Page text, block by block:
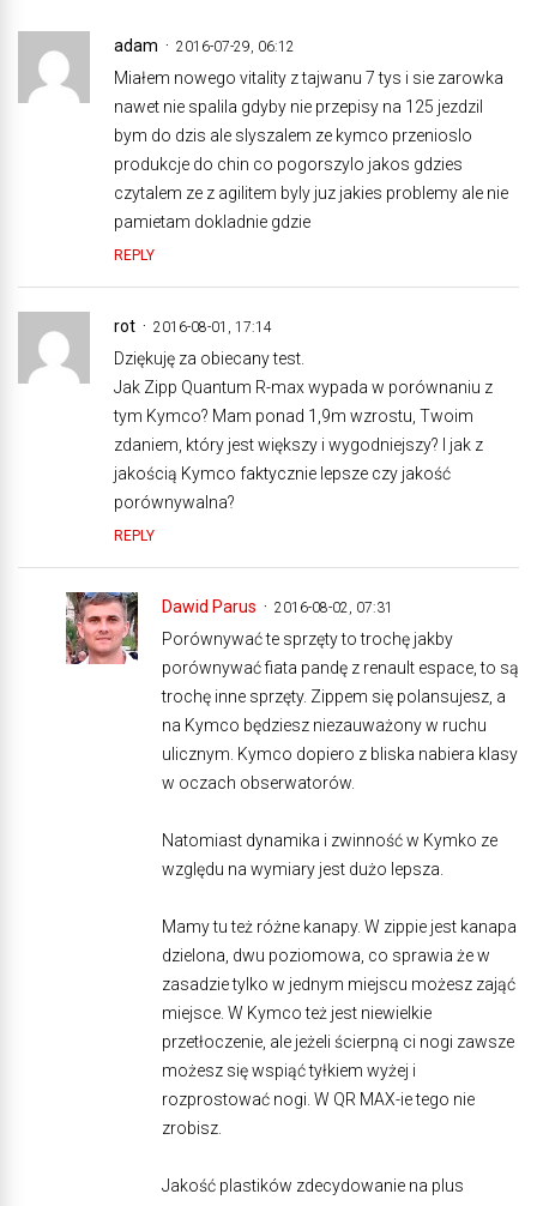
adam 2016-07-29, 06:12
Miałem nowego vitality z tajwanu 7 tys i sie zarowka
nawet nie spalila gdyby nie przepisy na 125 jezdzil
bym do dzis ale slyszalem ze kymco przenioslo
produkcje do chin co pogorszylo jakos gdzies
czytalem ze z agilitem byly juz jakies problemy ale nie
pamietam dokladnie gdzie
REPLY
rot 2016-08-01, 17:14
Dziękuję za obiecany test.
Jak Zipp Quantum R-max wypada w porównaniu z
tym Kymco? Mam ponad 1,9m wzrostu, Twoim
zdaniem, który jest większy i wygodniejszy? I jak z
jakością Kymco faktycznie lepsze czy jakość
porównywalna?
REPLY
Dawid Parus 2016-08-02, 07:31
Porównywać te sprzęty to trochę jakby
porównywać fiata pandę z renault espace, to są
trochę inne sprzęty. Zippem się polansujesz, a
na Kymco będziesz niezauważony w ruchu
ulicznym. Kymco dopiero z bliska nabiera klasy
w oczach obserwatorów.
Natomiast dynamika i zwinność w Kymko ze
względu na wymiary jest dużo lepsza.
Mamy tu też różne kanapy. W zippie jest kanapa
dzielona, dwu poziomowa, co sprawia że w
zasadzie tylko w jednym miejscu możesz zająć
miejsce. W Kymco też jest niewielkie
przetłoczenie, ale jeżeli ścierpną ci nogi zawsze
możesz się wspiąć tyłkiem wyżej i
rozprostować nogi. W QR MAX-ie tego nie
zrobisz.
Jakość plastików zdecydowanie na plus